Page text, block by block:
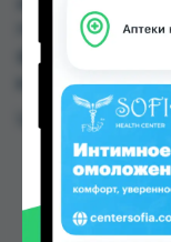
Нишон №1,
в Душанбе и
Цена: от20.00